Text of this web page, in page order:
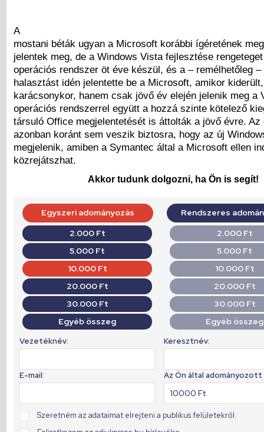
A
mostani béták ugyan a Microsoft korábbi ígéretének
jelentek meg, de a Windows Vista fejlesztése
operációs rendszer öt éve készül, és a – remélhetőleg –
halasztást idén jelentette be a Microsoft, amikor
karácsonykor, hanem csak jövő év elején jelenik meg a
operációs rendszerrel együtt a hozzá szinte kötelező
társuló Office megjelentetését is áttolták a jövő évre. Az
azonban koránt sem veszik biztosra, hogy az új
megjelenik, amiben a Symantec által a Microsoft ellen
közrejátszhat.
Akkor tudunk dolgozni, ha Ön is segít!